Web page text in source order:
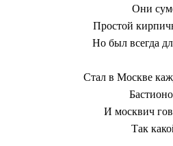
Они
Простой
Но был всегда
Стал в Москве
И москвич
Так